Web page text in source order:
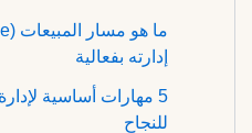
إدارته بفعالية
5 مهارات أساسية
للنجاح